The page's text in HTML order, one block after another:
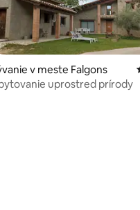
4,97 z 5, počet
v meste Falgons
uprostred prírody